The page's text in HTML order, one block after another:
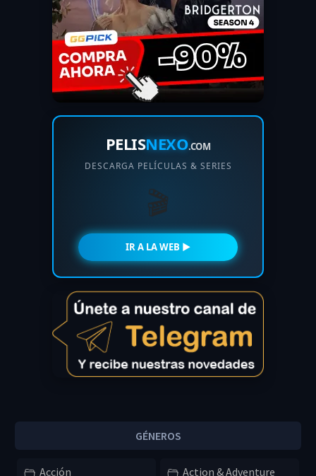
PELISNEXO.COM
DESCARGA PELÍCULAS & SERIES
🎬
IR A LA WEB ►
GÉNEROS
Acción Action & Adventure